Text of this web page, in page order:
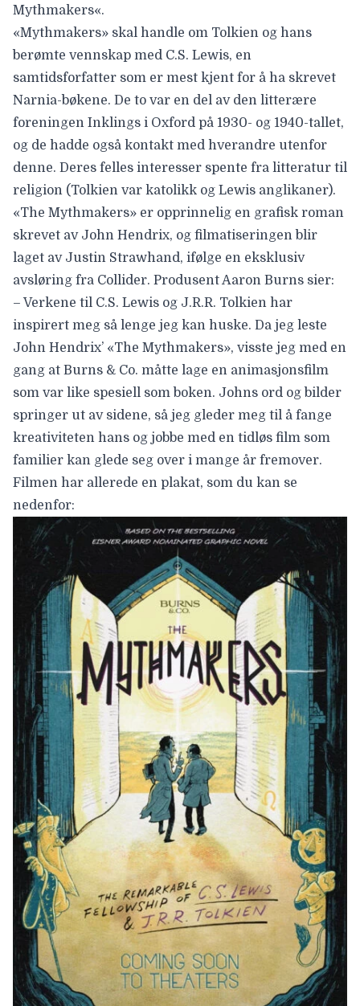
Mythmakers«.
«Mythmakers» skal handle om Tolkien og hans
berømte vennskap med C.S. Lewis, en
samtidsforfatter som er mest kjent for å ha skrevet
Narnia-bøkene. De to var en del av den litterære
foreningen Inklings i Oxford på 1930- og 1940-tallet,
og de hadde også kontakt med hverandre utenfor
denne. Deres felles interesser spente fra litteratur til
religion (Tolkien var katolikk og Lewis anglikaner).
«The Mythmakers» er opprinnelig en grafisk roman
skrevet av John Hendrix, og filmatiseringen blir
laget av Justin Strawhand, ifølge en eksklusiv
avsløring fra Collider. Produsent Aaron Burns sier:
– Verkene til C.S. Lewis og J.R.R. Tolkien har
inspirert meg så lenge jeg kan huske. Da jeg leste
John Hendrix’ «The Mythmakers», visste jeg med en
gang at Burns & Co. måtte lage en animasjonsfilm
som var like spesiell som boken. Johns ord og bilder
springer ut av sidene, så jeg gleder meg til å fange
kreativiteten hans og jobbe med en tidløs film som
familier kan glede seg over i mange år fremover.
Filmen har allerede en plakat, som du kan se
nedenfor: